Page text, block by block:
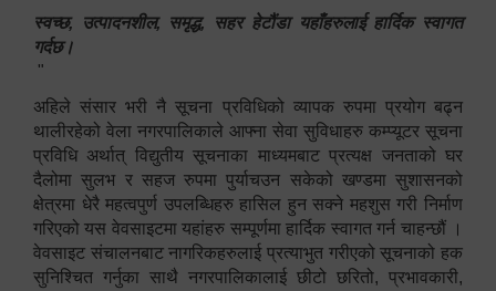
स्वच्छ, उत्पादनशील, समृद्ध, सहर हेटौंडा यहाँहरुलाई हार्दिक स्वागत
गर्दछ।
"
अहिले संसार भरी नै सूचना प्रविधिको व्यापक रुपमा प्रयोग बढ्न
थालीरहेको वेला नगरपालिकाले आफ्ना सेवा सुविधाहरु कम्प्यूटर सूचना
प्रविधि अर्थात् विद्युतीय सूचनाका माध्यमबाट प्रत्यक्ष जनताको घर
दैलोमा सुलभ र सहज रुपमा पुर्याचउन सकेको खण्डमा सुशासनको
क्षेत्रमा धेरै महत्वपुर्ण उपलब्धिहरु हासिल हुन सक्ने महशुस गरी निर्माण
गरिएको यस वेवसाइटमा यहांहरु सम्पूर्णमा हार्दिक स्वागत गर्न चाहन्छौं ।
वेवसाइट संचालनबाट नागरिकहरुलाई प्रत्याभुत गरीएको सूचनाको हक
सुनिश्चित गर्नुका साथै नगरपालिकालाई छीटो छरितो, प्रभावकारी,